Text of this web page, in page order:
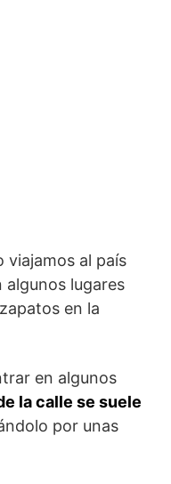
viajamos al país
algunos lugares
en la
en algunos
la calle se suele
por unas